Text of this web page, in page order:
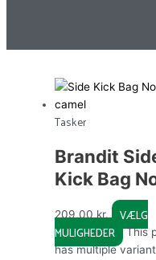
Tasker
Brandit
Kick Bag
209,00kr.
VÆLG
MULIGHEDER
This
has multiple